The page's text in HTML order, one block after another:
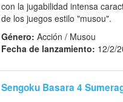
con la jugabilidad intensa
de los juegos estilo "musou".
Género: Acción / Musou
Fecha de lanzamiento: 12/2/
Sengoku Basara 4